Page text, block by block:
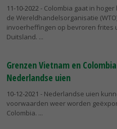
11-10-2022 - Colombia gaat in
de Wereldhandelsorganisatie
invoerheffingen op bevroren frites
Duitsland.
Grenzen Vietnam en
Nederlandse uien
10-12-2021 - Nederlandse uien
voorwaarden weer worden
Colombia.